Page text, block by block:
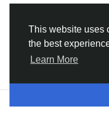
This website uses
the best
Learn More
Popular Posts